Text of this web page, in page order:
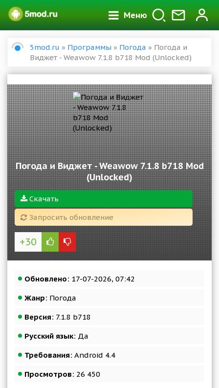
Меню
5mod.ru » Программы » Погода » Погода и
Виджет - Weawow 7.1.8 b718 Mod (Unlocked)
Погода и Виджет - Weawow 7.1.8 b718 Mod
(Unlocked)
Скачать
Запросить обновление
+30
Обновлено: 17-07-2026, 07:42
Жанр: Погода
Версия: 7.1.8 b718
Русский язык: Да
Требования: Android 4.4
Просмотров: 26 450